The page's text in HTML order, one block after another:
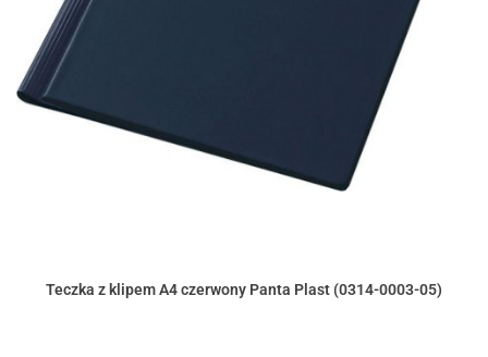
Teczka z klipem A4 czerwony Panta Plast (0314-0003-05)